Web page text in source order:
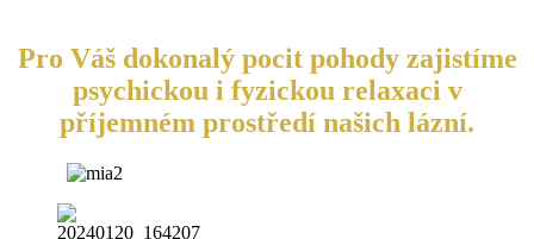
Pro Váš dokonalý pocit pohody zajistíme
psychickou i fyzickou relaxaci v
příjemném prostředí našich lázní.